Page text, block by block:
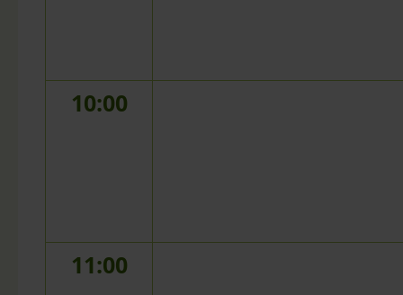
10:00
11:00